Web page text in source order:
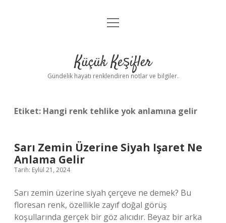
Anasayfa
Yasal Uyarı
menüyü
Küçük Keşifler
Gündelik hayatı renklendiren notlar ve bilgiler.
Etiket: Hangi renk tehlike yok anlamına gelir
Sarı Zemin Üzerine Siyah Işaret Ne
Anlama Gelir
Tarih: Eylül 21, 2024
Sarı zemin üzerine siyah çerçeve ne demek? Bu
floresan renk, özellikle zayıf doğal görüş
koşullarında gerçek bir göz alıcıdır. Beyaz bir arka